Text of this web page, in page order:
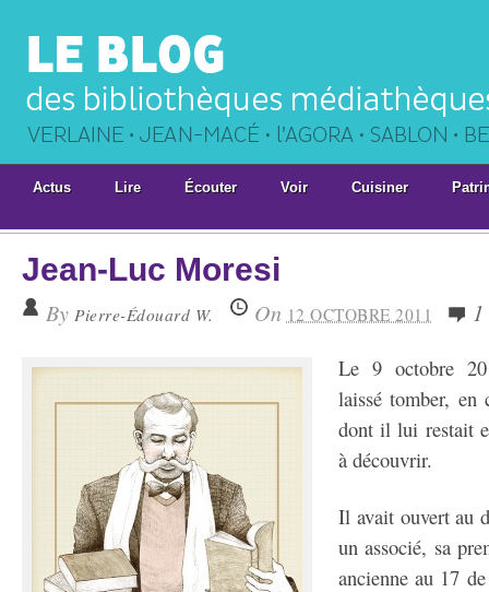
Actus Lire Écouter Voir Cuisiner
Jean-Luc Moresi
By Pierre-Édouard W. On 12 OCTOBRE 2011
Le 9 octobre
laissé tomber,
dont il lui restait
à découvrir.
Il avait ouvert au
un associé, sa
ancienne au 17